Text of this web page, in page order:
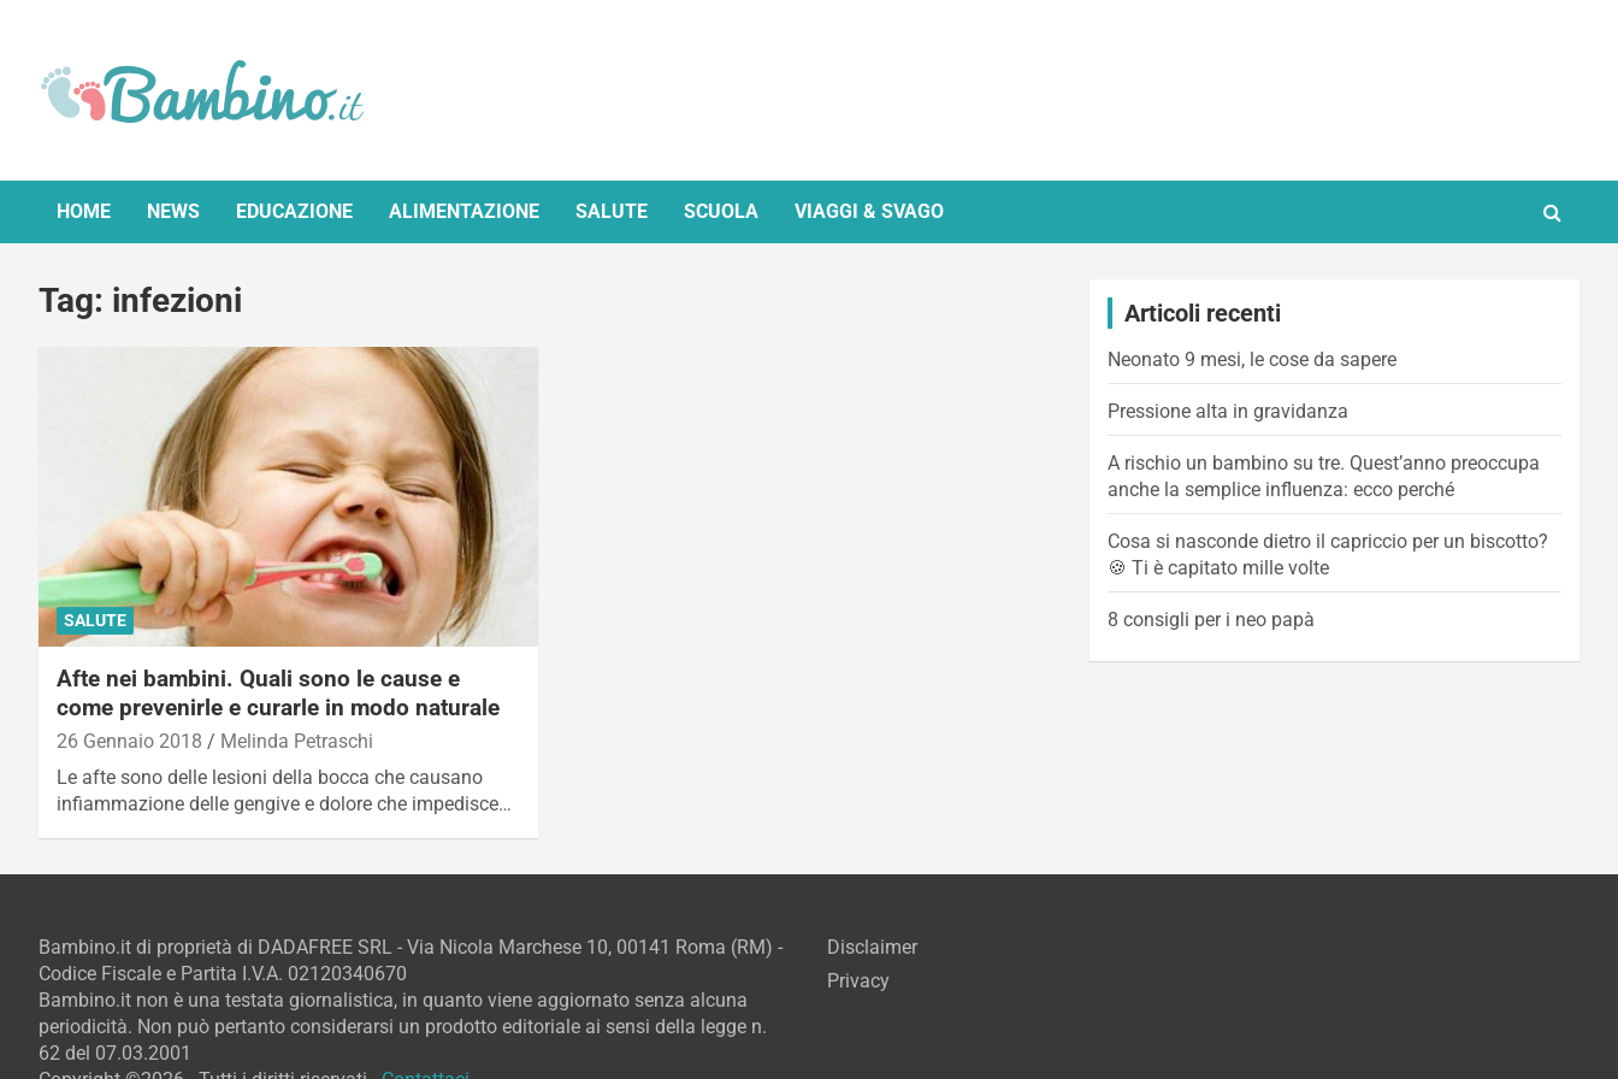
content
Bambino.it
HOME NEWS EDUCAZIONE ALIMENTAZIONE SALUTE SCUOLA VIAGGI & SVAGO
Tag: infezioni
SALUTE
Afte nei bambini. Quali sono le cause e
come prevenirle e curarle in modo naturale
26 Gennaio 2018
Melinda Petraschi
Le afte sono delle lesioni della bocca che causano
infiammazione delle gengive e dolore che impedisce…
Articoli recenti
Neonato 9 mesi, le cose da sapere
Pressione alta in gravidanza
A rischio un bambino su tre. Quest’anno preoccupa
anche la semplice influenza: ecco perché
Cosa si nasconde dietro il capriccio per un biscotto?
🍪 Ti è capitato mille volte
8 consigli per i neo papà
Bambino.it di proprietà di DADAFREE SRL - Via Nicola Marchese 10, 00141 Roma (RM) -
Codice Fiscale e Partita I.V.A. 02120340670
Bambino.it non è una testata giornalistica, in quanto viene aggiornato senza alcuna
periodicità. Non può pertanto considerarsi un prodotto editoriale ai sensi della legge n.
62 del 07.03.2001
Disclaimer
Privacy